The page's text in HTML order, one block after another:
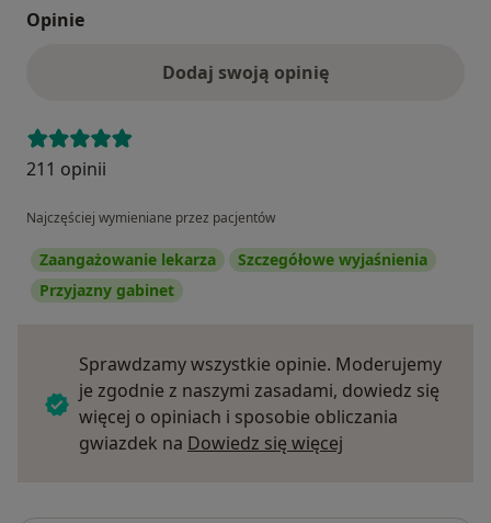
Opinie
Dodaj swoją opinię
211 opinii
Najczęściej wymieniane przez pacjentów
Zaangażowanie lekarza
Szczegółowe wyjaśnienia
Przyjazny gabinet
Sprawdzamy wszystkie opinie. Moderujemy
je zgodnie z naszymi zasadami, dowiedz się
więcej o opiniach i sposobie obliczania
gwiazdek na Dowiedz się więcej